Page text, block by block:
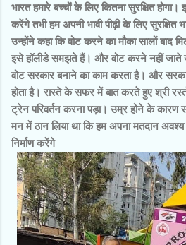
भारत हमारे बच्चों के लिए कितना सुरक्षित
करेंगे तभी हम अपनी भावी पीढ़ी के लिए सुरक्षित
उन्होंने कहा कि वोट करने का मौका सालों बाद
इसे हॉलीडे समझते हैं। और वोट करने नहीं जाते
वोट सरकार बनाने का काम करता है। और
होता है। रास्ते के सफर में बात करते हुए श्री
ट्रेन परिवर्तन करना पड़ा। उम्र होने के
मन में ठान लिया था कि हम अपना मतदान
निर्माण करेंगे